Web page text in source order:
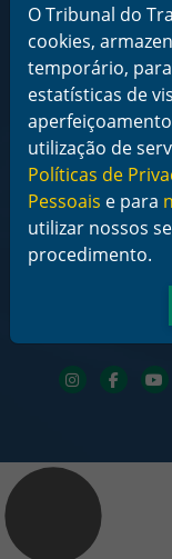
De
Redes sociais
O Tribunal do
cookies,
temporário,
estatísticas de
utilização de
Políticas de
Pessoais e para
utilizar nossos
procedimento.